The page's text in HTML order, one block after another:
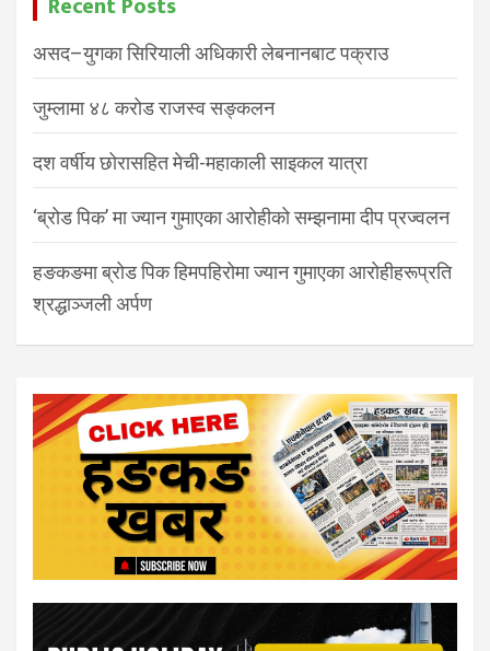
असद–युगका सिरियाली अधिकारी लेबनानबाट पक्राउ
जुम्लामा ४८ करोड राजस्व सङ्कलन
दश वर्षीय छोरासहित मेची-महाकाली साइकल यात्रा
‘ब्रोड पिक’ मा ज्यान गुमाएका आरोहीको सम्झनामा दीप प्रज्वलन
हङकङमा ब्रोड पिक हिमपहिरोमा ज्यान गुमाएका आरोहीहरूप्रति
श्रद्धाञ्जली अर्पण